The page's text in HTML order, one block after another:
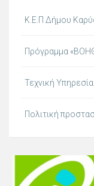
Κ.Ε.Π Δήμου
Πρόγραμμα
Τεχνική Υπηρεσία
Πολιτική